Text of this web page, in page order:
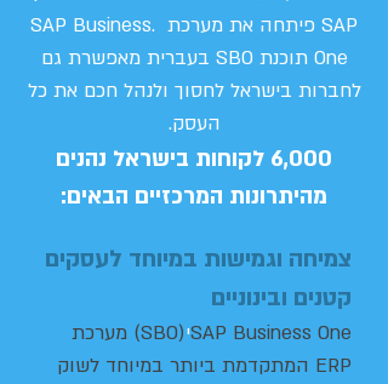
SAP פיתחה את מערכת .SAP Business
One תוכנת SBO בעברית מאפשרת גם
לחברות בישראל לחסוך ולנהל חכם את כל
העסק.
6,000 לקוחות בישראל נהנים
מהיתרונות המרכזיים הבאים:
צמיחה וגמישות במיוחד לעסקים
קטנים ובינוניים
SAP Business Oneי
(SBO) מערכת
ERP המתקדמת ביותר במיוחד לשוק